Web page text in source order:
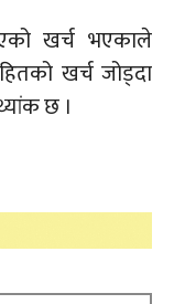
खर्च भएकाले
खर्च जोड्दा
छ ।